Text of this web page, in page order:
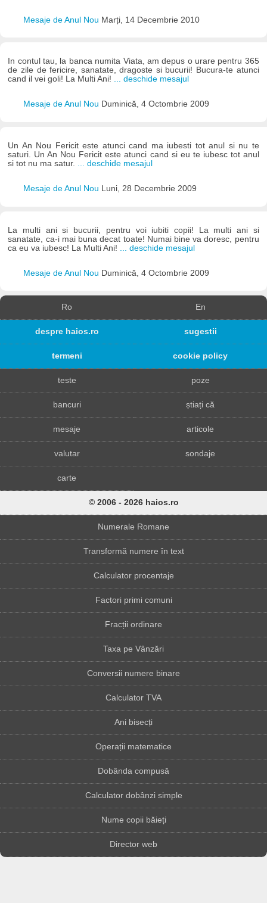
Mesaje de Anul Nou Marți, 14 Decembrie 2010
In contul tau, la banca numita Viata, am depus o urare pentru 365
de zile de fericire, sanatate, dragoste si bucurii! Bucura-te atunci
cand il vei goli! La Multi Ani! ... deschide mesajul
Mesaje de Anul Nou Duminică, 4 Octombrie 2009
Un An Nou Fericit este atunci cand ma iubesti tot anul si nu te
saturi. Un An Nou Fericit este atunci cand si eu te iubesc tot anul
si tot nu ma satur.
... deschide mesajul
Mesaje de Anul Nou Luni, 28 Decembrie 2009
La multi ani si bucurii, pentru voi iubiti copii! La multi ani si
sanatate, ca-i mai buna decat toate! Numai bine va doresc, pentru
ca eu va iubesc! La Multi Ani!
... deschide mesajul
Mesaje de Anul Nou Duminică, 4 Octombrie 2009
Ro En
despre haios.ro sugestii
termeni cookie policy
teste poze
bancuri știați că
mesaje articole
valutar sondaje
carte
© 2006 - 2026 haios.ro
Numerale Romane
Transformă numere în text
Calculator procentaje
Factori primi comuni
Fracții ordinare
Taxa pe Vânzări
Conversii numere binare
Calculator TVA
Ani bisecți
Operații matematice
Dobânda compusă
Calculator dobânzi simple
Nume copii băieți
Director web